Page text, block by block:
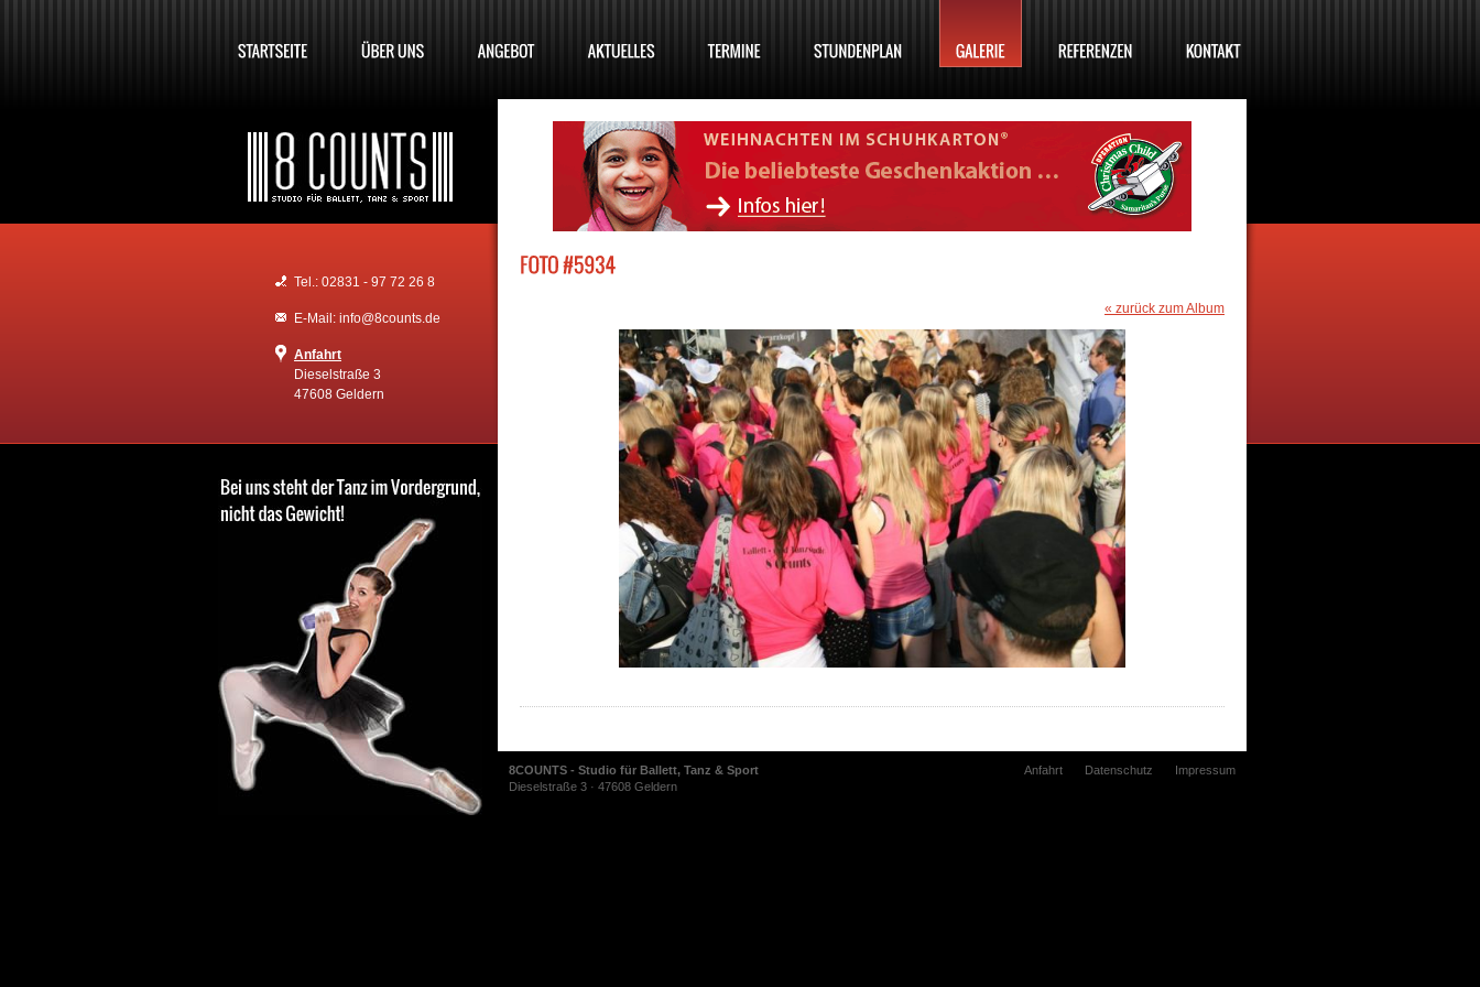
Tel.: 02831 - 97 72 26 8
E-Mail: info@8counts.de
Anfahrt
Dieselstraße 3
47608 Geldern
« zurück zum Album
8COUNTS - Studio für Ballett, Tanz & Sport
Dieselstraße 3 · 47608 Geldern
Anfahrt Datenschutz Impressum